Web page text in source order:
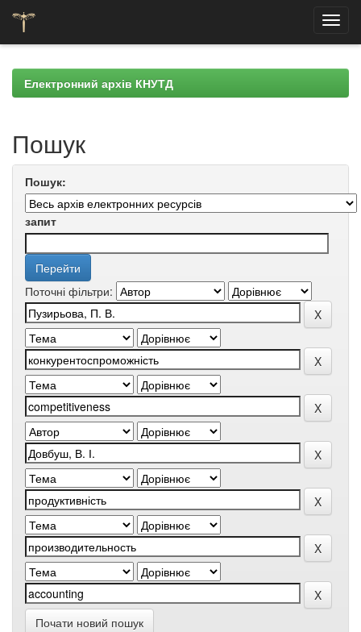
navigationЕлектронний архів КНУТД
Пошук
Пошук:
запит
Поточні фільтри:
Почати новий пошук